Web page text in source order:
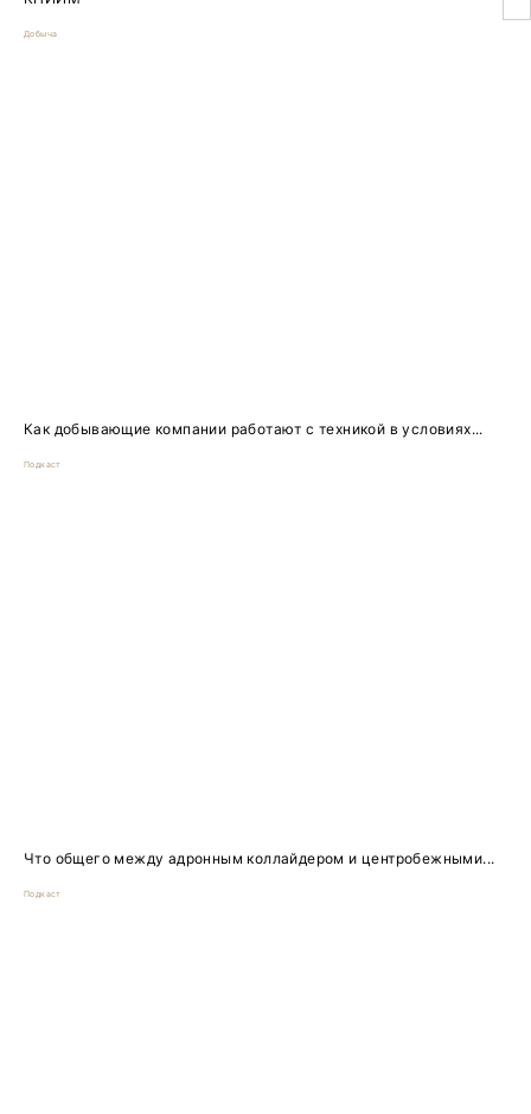
Добыча
Как добывающие компании работают с техникой в условиях...
Подкаст
Что общего между адронным коллайдером и центробежными...
Подкаст